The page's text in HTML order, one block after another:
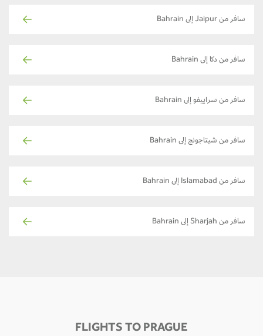
سافر من Jaipur إلى Bahrain
سافر من دكا إلى Bahrain
سافر من سراييفو إلى Bahrain
سافر من شيتاجونج إلى Bahrain
سافر من Islamabad إلى Bahrain
سافر من Sharjah إلى Bahrain
FLIGHTS TO PRAGUE